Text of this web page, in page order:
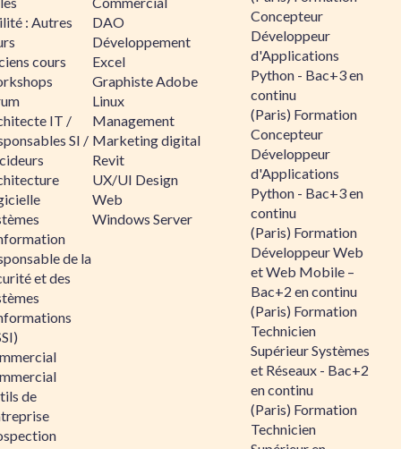
: Autres
cours
IT /
SI /
de la
et des
de
DAO
Développement
Excel
Graphiste Adobe
Linux
Management
Marketing digital
Revit
UX/UI Design
Web
Windows Server
Concepteur
Développeur
d'Applications
Python - Bac+3 en
continu
(Paris) Formation
Concepteur
Développeur
d'Applications
Python - Bac+3 en
continu
(Paris) Formation
Développeur Web
et Web Mobile –
Bac+2 en continu
(Paris) Formation
Technicien
Supérieur Systèmes
et Réseaux - Bac+2
en continu
(Paris) Formation
Technicien